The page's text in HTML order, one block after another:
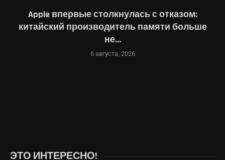
Apple впервые столкнулась с отказом:
китайский производитель памяти больше
не...
6 августа, 2026
ЭТО ИНТЕРЕСНО!